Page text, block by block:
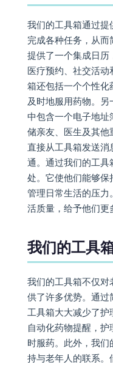
我们的工具箱通过提
完成各种任务，从
提供了一个集成日历
医疗预约、社交活
箱还包括一个个性化
及时地服用药物。
中包含一个电子地
储亲友、医生及其他
直接从工具箱发送消
通。通过我们的工
处。它使他们能够
管理日常生活的压力
活质量，给予他们更
我们的工具
我们的工具箱不仅对
供了许多优势。通过
工具箱大大减少了护
自动化药物提醒，
时服药。此外，我
持与老年人的联系。